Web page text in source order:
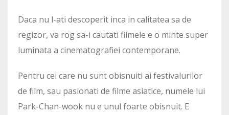
Daca nu l-ati descoperit inca in calitatea sa de
regizor, va rog sa-i cautati filmele e o minte super
luminata a cinematografiei contemporane.
Pentru cei care nu sunt obisnuiti ai festivalurilor
de film, sau pasionati de filme asiatice, numele lui
Park-Chan-wook nu e unul foarte obisnuit. E